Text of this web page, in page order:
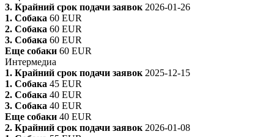
3. Крайний срок подачи заявок 2026-01-26
1. Собака 60 EUR
2. Собака 60 EUR
3. Собака 60 EUR
Еще собаки 60 EUR
Интермедиа
1. Крайний срок подачи заявок 2025-12-15
1. Собака 45 EUR
2. Собака 40 EUR
3. Собака 40 EUR
Еще собаки 40 EUR
2. Крайний срок подачи заявок 2026-01-08